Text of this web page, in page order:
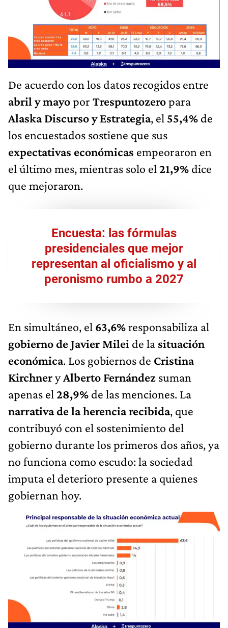
De acuerdo con los datos recogidos entre
abril y mayopor Trespuntozeropara
Alaska Discurso y Estrategia, el 55,4% de
los encuestados sostiene que sus
expectativas económicas empeoraron en
el último mes, mientras solo el 21,9% dice
que mejoraron.
Encuesta: las fórmulas
presidenciales que mejor
representan al oficialismo y al
peronismo rumbo a 2027
En simultáneo, el 63,6%responsabiliza al
gobierno de Javier Milei de la situación
económica. Los gobiernos de Cristina
KirchneryAlberto Fernández suman
apenas el 28,9% de las menciones. La
narrativa de la herencia recibida, que
contribuyó con el sostenimiento del
gobierno durante los primeros dos años, ya
no funciona como escudo: la sociedad
imputa el deterioro presente a quienes
gobiernan hoy.